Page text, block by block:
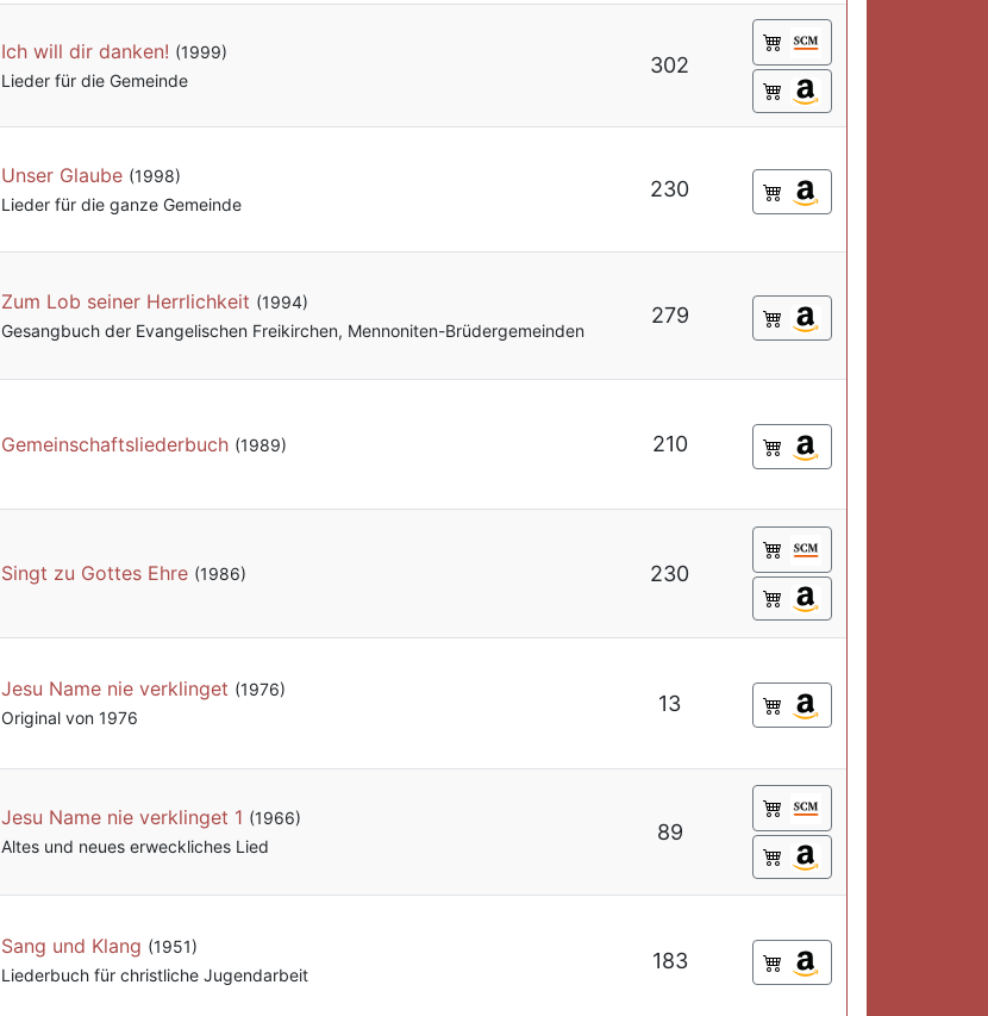
Ich will dir danken! (1999)
Lieder für die Gemeinde
302
Unser Glaube (1998)
Lieder für die ganze Gemeinde
230
Zum Lob seiner Herrlichkeit (1994)
Gesangbuch der Evangelischen Freikirchen, Mennoniten-Brüdergemeinden
279
Gemeinschaftsliederbuch (1989) 210
Singt zu Gottes Ehre (1986) 230
Jesu Name nie verklinget (1976)
Original von 1976
13
Jesu Name nie verklinget 1 (1966)
Altes und neues erweckliches Lied
89
Sang und Klang (1951)
Liederbuch für christliche Jugendarbeit
183